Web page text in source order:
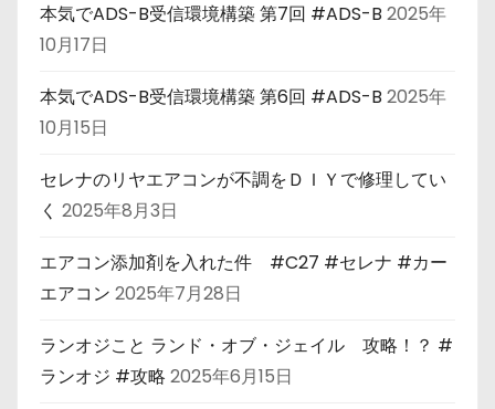
本気でADS-B受信環境構築 第7回 #ADS-B 2025年
10月17日
本気でADS-B受信環境構築 第6回 #ADS-B 2025年
10月15日
セレナのリヤエアコンが不調をＤＩＹで修理してい
く 2025年8月3日
エアコン添加剤を入れた件 #C27 #セレナ #カー
エアコン 2025年7月28日
ランオジこと ランド・オブ・ジェイル 攻略！？ #
ランオジ #攻略 2025年6月15日